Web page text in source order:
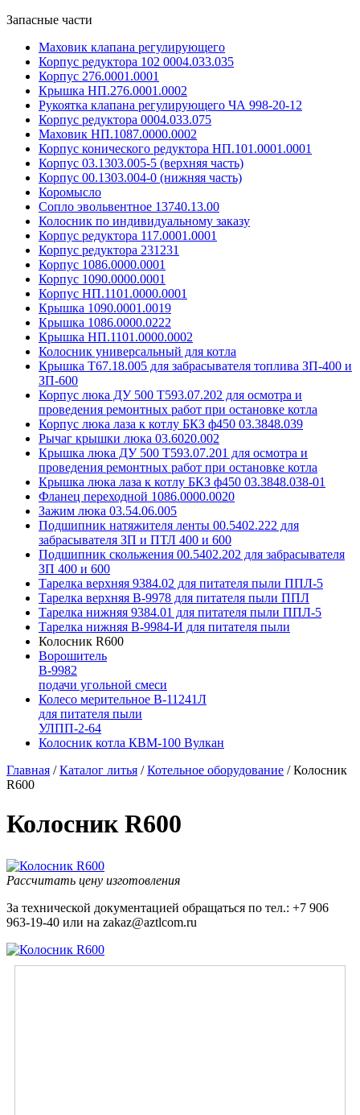
Запасные части
Маховик клапана регулирующего
Корпус редуктора 102 0004.033.035
Корпус 276.0001.0001
Крышка НП.276.0001.0002
Рукоятка клапана регулирующего ЧА 998-20-12
Корпус редуктора 0004.033.075
Маховик НП.1087.0000.0002
Корпус конического редуктора НП.101.0001.0001
Корпус 03.1303.005-5 (верхняя часть)
Корпус 00.1303.004-0 (нижняя часть)
Коромысло
Сопло эвольвентное 13740.13.00
Колосник по индивидуальному заказу
Корпус редуктора 117.0001.0001
Корпус редуктора 231231
Корпус 1086.0000.0001
Корпус 1090.0000.0001
Корпус НП.1101.0000.0001
Крышка 1090.0001.0019
Крышка 1086.0000.0222
Крышка НП.1101.0000.0002
Колосник универсальный для котла
Крышка Т67.18.005 для забрасывателя топлива ЗП-400 и
ЗП-600
Корпус люка ДУ 500 Т593.07.202 для осмотра и
проведения ремонтных работ при остановке котла
Корпус люка лаза к котлу БКЗ ф450 03.3848.039
Рычаг крышки люка 03.6020.002
Крышка люка ДУ 500 Т593.07.201 для осмотра и
проведения ремонтных работ при остановке котла
Крышка люка лаза к котлу БКЗ ф450 03.3848.038-01
Фланец переходной 1086.0000.0020
Зажим люка 03.54.06.005
Подшипник натяжителя ленты 00.5402.222 для
забрасывателя ЗП и ПТЛ 400 и 600
Подшипник скольжения 00.5402.202 для забрасывателя
ЗП 400 и 600
Тарелка верхняя 9384.02 для питателя пыли ППЛ-5
Тарелка верхняя В-9978 для питателя пыли ППЛ
Тарелка нижняя 9384.01 для питателя пыли ППЛ-5
Тарелка нижняя В-9984-И для питателя пыли
Колосник R600
Ворошитель
В-9982
подачи угольной смеси
Колесо мерительное В-11241Л
для питателя пыли
УЛПП-2-64
Колосник котла КВМ-100 Вулкан
Главная /Каталог литья /Котельное оборудование /Колосник
R600
Колосник R600
Рассчитать цену изготовления
За технической документацией обращаться по тел.: +7 906
963-19-40 или на zakaz@aztlcom.ru